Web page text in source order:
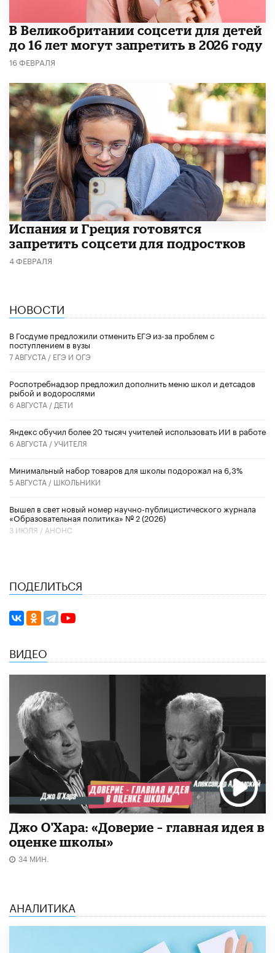
В Великобритании соцсети для детей
до 16 лет могут запретить в 2026 году
16 ФЕВРАЛЯ
Испания и Греция готовятся
запретить соцсети для подростков
4 ФЕВРАЛЯ
НОВОСТИ
В Госдуме предложили отменить ЕГЭ из-за проблем с
поступлением в вузы
7 АВГУСТА / ЕГЭ И ОГЭ
Роспотребнадзор предложил дополнить меню школ и детсадов
рыбой и водорослями
6 АВГУСТА / ДЕТИ
​Яндекс обучил более 20 тысяч учителей использовать ИИ в работе
6 АВГУСТА /УЧИТЕЛЯ
Минимальный набор товаров для школы подорожал на 6,3%
5 АВГУСТА / ШКОЛЬНИКИ
Вышел в свет новый номер научно-публицистического журнала
«Образовательная политика» № 2 (2026)
3 ИЮЛЯ / АНОНС
ПОДЕЛИТЬСЯ
ВИДЕО
Джо О'Хара: «Доверие – главная идея в
оценке школы»
34 МИН.
АНАЛИТИКА